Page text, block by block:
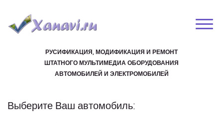
РУСИФИКАЦИЯ, МОДИФИКАЦИЯ И РЕМОНТ
ШТАТНОГО МУЛЬТИМЕДИА ОБОРУДОВАНИЯ
АВТОМОБИЛЕЙ И ЭЛЕКТРОМОБИЛЕЙ
Выберите Ваш автомобиль: